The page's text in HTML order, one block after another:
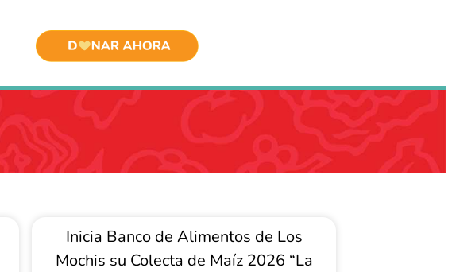
Inicia Banco de Alimentos de Los
Mochis su Colecta de Maíz 2026 “La